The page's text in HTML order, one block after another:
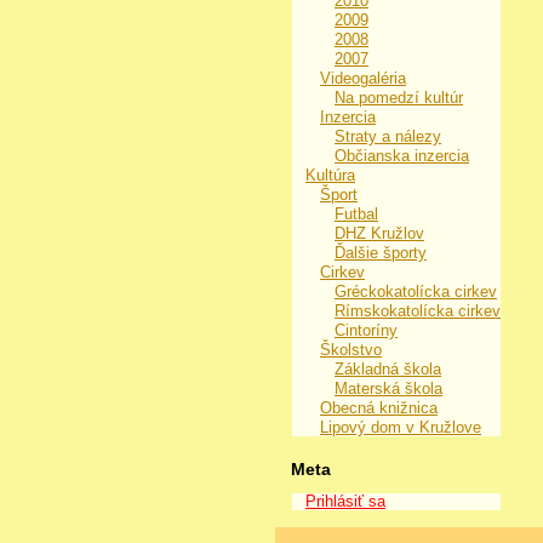
2009
2008
2007
Videogaléria
Na pomedzí kultúr
Inzercia
Straty a nálezy
Občianska inzercia
Kultúra
Šport
Futbal
DHZ Kružlov
Ďalšie športy
Cirkev
Gréckokatolícka cirkev
Rímskokatolícka cirkev
Cintoríny
Školstvo
Základná škola
Materská škola
Obecná knižnica
Lipový dom v Kružlove
Meta
Prihlásiť sa